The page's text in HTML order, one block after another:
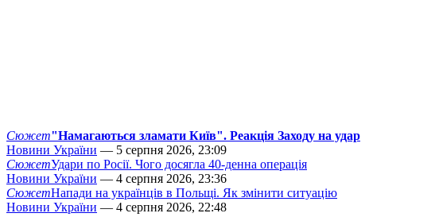
Сюжет"Намагаються зламати Київ". Реакція Заходу на удар
Новини України — 5 серпня 2026, 23:09
СюжетУдари по Росії. Чого досягла 40-денна операція
Новини України — 4 серпня 2026, 23:36
СюжетНапади на українців в Польщі. Як змінити ситуацію
Новини України — 4 серпня 2026, 22:48